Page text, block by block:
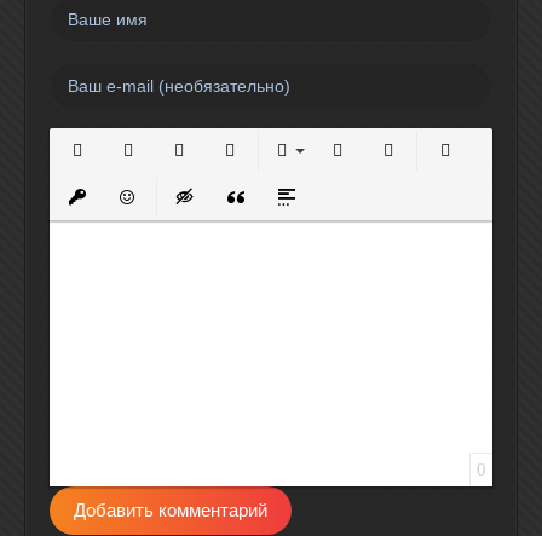
Вставить защищенную ссылку
Вставить смайлик
Вставка скрытого текста
Вставка цитаты
Вставка спойлера
0
Добавить комментарий